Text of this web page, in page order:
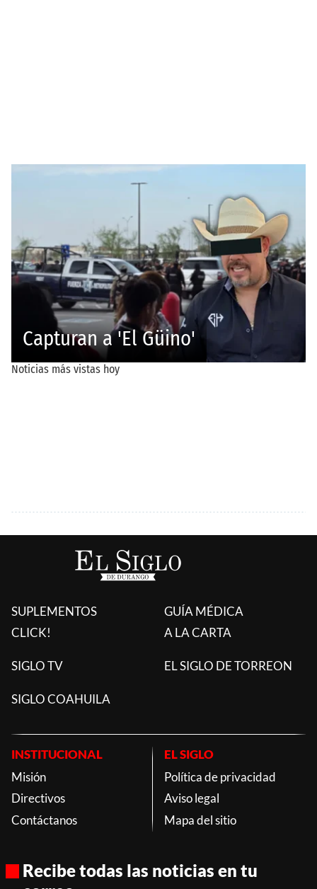
SUPLEMENTOS
CLICK!
GUÍA MÉDICA
A LA CARTA
SIGLO TV EL SIGLO DE TORREON
SIGLO COAHUILA
INSTITUCIONAL
Misión
Directivos
Contáctanos
EL SIGLO
Política de privacidad
Aviso legal
Mapa del sitio
Recibe todas las noticias en tu